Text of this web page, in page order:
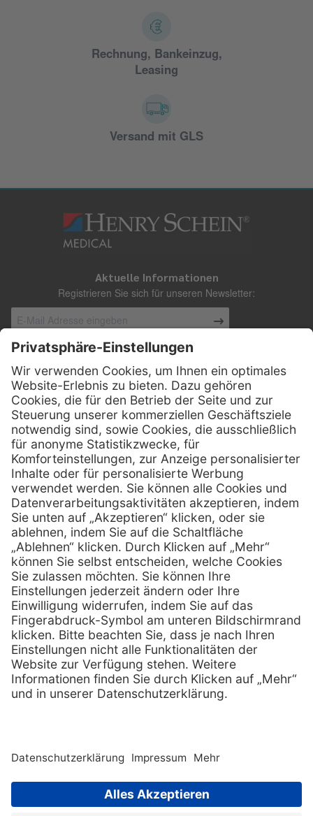
Rechnung, Bankeinzug,
Leasing
Versand mit GLS
Aktuelle Informationen
Registrieren Sie sich für unseren Newsletter:
Kontakt
Henry Schein Medical Austria GmbH
Schönbrunner Straße 297
A-1120 Wien
01 / 718 19 61 99
Telefax:01 / 718 19 61 23
E-Mail: info @ henryscheinmed.at
Services
Vorteile
Eigenmarke
Leasing
Technischer Service
Kataloge / Downloads
Hilfe
FAQs
Kontakt
Außendienst
Lob & Kritik
Retoure anmelden
Zertifikat Rechtliches
Impressum
Supplier code of
Copyright © 2026 Henry Schein